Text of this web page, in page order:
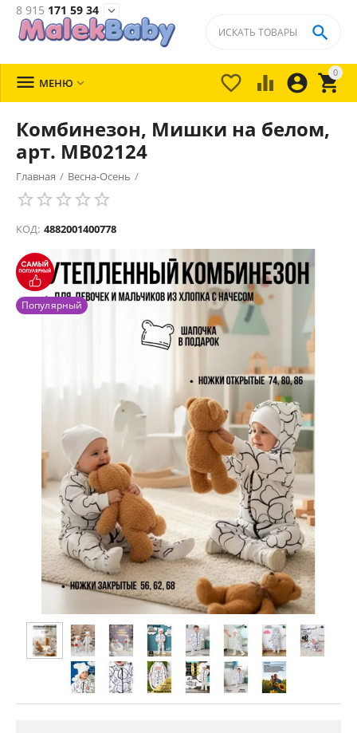
8 915 171 59 34 
0


 

 МЕНЮ 
Комбинезон, Мишки на белом,
арт. MB02124
Главная / Весна-Осень /
КОД: 4882001400778
Популярный